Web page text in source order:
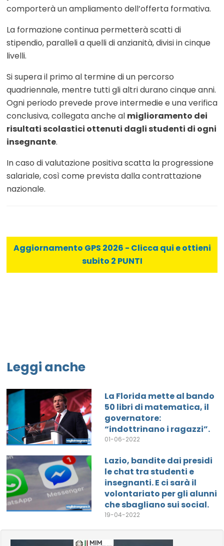
comporterà un ampliamento dell’offerta formativa.
La formazione continua permetterà scatti di
stipendio, paralleli a quelli di anzianità, divisi in cinque
livelli.
Si supera il primo al termine di un percorso
quadriennale, mentre tutti gli altri durano cinque anni.
Ogni periodo prevede prove intermedie e una verifica
conclusiva, collegata anche al miglioramento dei
risultati scolastici ottenuti dagli studenti di ogni
insegnante.
In caso di valutazione positiva scatta la progressione
salariale, così come prevista dalla contrattazione
nazionale.
Aggiornamento GPS 2026 - Clicca qui e ottieni
subito 2 PUNTI
Leggi anche
La Florida mette al bando
50 libri di matematica, il
governatore:
“indottrinano i ragazzi”.
01-06-2022
Lazio, bandite dai presidi
le chat tra studenti e
insegnanti. E ci sarà il
volontariato per gli alunni
che sbagliano sui social.
19-04-2022